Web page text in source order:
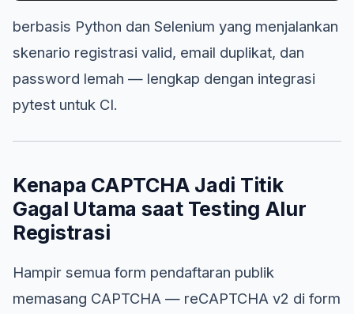
berbasis Python dan Selenium yang menjalankan
skenario registrasi valid, email duplikat, dan
password lemah — lengkap dengan integrasi
pytest untuk CI.
Kenapa CAPTCHA Jadi Titik
Gagal Utama saat Testing Alur
Registrasi
Hampir semua form pendaftaran publik
memasang CAPTCHA — reCAPTCHA v2 di form